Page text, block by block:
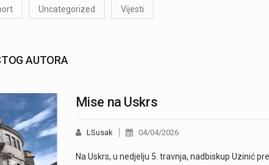
Uncategorized Vijesti
AUTORA
Mise na Uskrs
LSusak 04/04/2026
Na Uskrs, u nedjelju 5. travnja, nadbiskup Uzinić